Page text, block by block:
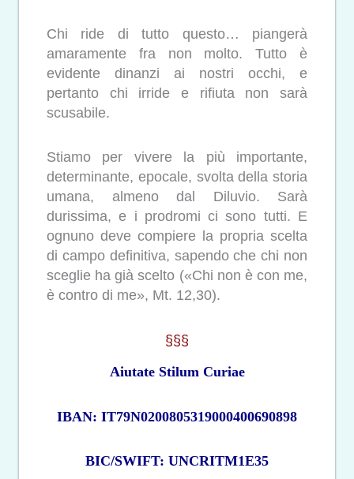
Chi ride di tutto questo… piangerà
amaramente fra non molto. Tutto è
evidente dinanzi ai nostri occhi, e
pertanto chi irride e rifiuta non sarà
scusabile.
Stiamo per vivere la più importante,
determinante, epocale, svolta della storia
umana, almeno dal Diluvio. Sarà
durissima, e i prodromi ci sono tutti. E
ognuno deve compiere la propria scelta
di campo definitiva, sapendo che chi non
sceglie ha già scelto («Chi non è con me,
è contro di me», Mt. 12,30).
§§§
Aiutate Stilum Curiae
IBAN: IT79N0200805319000400690898
BIC/SWIFT: UNCRITM1E35